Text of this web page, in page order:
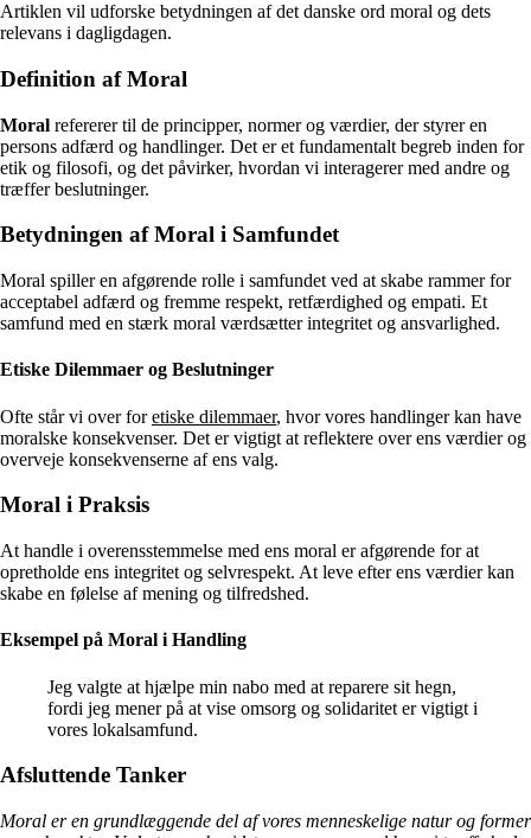
Artiklen vil udforske betydningen af det danske ord moral og dets
relevans i dagligdagen.
Definition af Moral
Moral refererer til de principper, normer og værdier, der styrer en
persons adfærd og handlinger. Det er et fundamentalt begreb inden for
etik og filosofi, og det påvirker, hvordan vi interagerer med andre og
træffer beslutninger.
Betydningen af Moral i Samfundet
Moral spiller en afgørende rolle i samfundet ved at skabe rammer for
acceptabel adfærd og fremme respekt, retfærdighed og empati. Et
samfund med en stærk moral værdsætter integritet og ansvarlighed.
Etiske Dilemmaer og Beslutninger
Ofte står vi over foretiske dilemmaer, hvor vores handlinger kan have
moralske konsekvenser. Det er vigtigt at reflektere over ens værdier og
overveje konsekvenserne af ens valg.
Moral i Praksis
At handle i overensstemmelse med ens moral er afgørende for at
opretholde ens integritet og selvrespekt. At leve efter ens værdier kan
skabe en følelse af mening og tilfredshed.
Eksempel på Moral i Handling
Jeg valgte at hjælpe min nabo med at reparere sit hegn,
fordi jeg mener på at vise omsorg og solidaritet er vigtigt i
vores lokalsamfund.
Afsluttende Tanker
Moral er en grundlæggende del af vores menneskelige natur og former